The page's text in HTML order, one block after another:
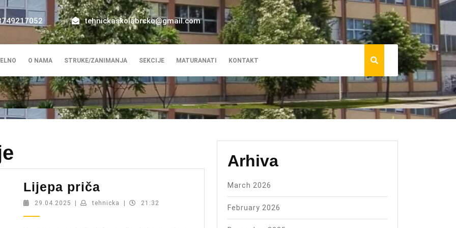
tehnickaskolabrcko@gmail.com
O NAMA STRUKE/ZANIMANJA SEKCIJE MATURANATI KONTAKT
Lijepa priča
priča
29.04.2025 29.04.2025
tehnicka tehnicka21:32
Arhiva
March 2026
February 2026